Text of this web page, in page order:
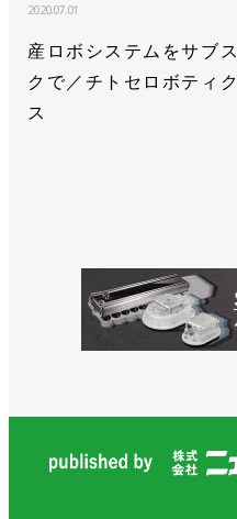
2020.07.01
産ロボシステムをサブス
クで／チトセロボティク
ス